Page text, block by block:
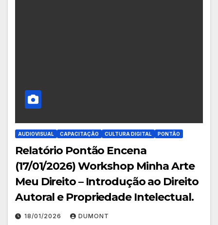
AUDIOVISUAL CAPACITAÇÃO CULTURA DIGITAL PONTÃO
Relatório Pontão Encena
(17/01/2026) Workshop Minha Arte
Meu Direito – Introdução ao Direito
Autoral e Propriedade Intelectual.
18/01/2026 DUMONT